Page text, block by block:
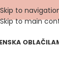
Skip to
Skip to main
OBLAČILA